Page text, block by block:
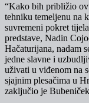
“Kako bih približio
tehniku temeljenu na
suvremeni pokret
predstave, Nadin
Hačaturijana, nadam
jedne slavne i
uživati u viđenom na
sjajnim plesačima u
zaključio je